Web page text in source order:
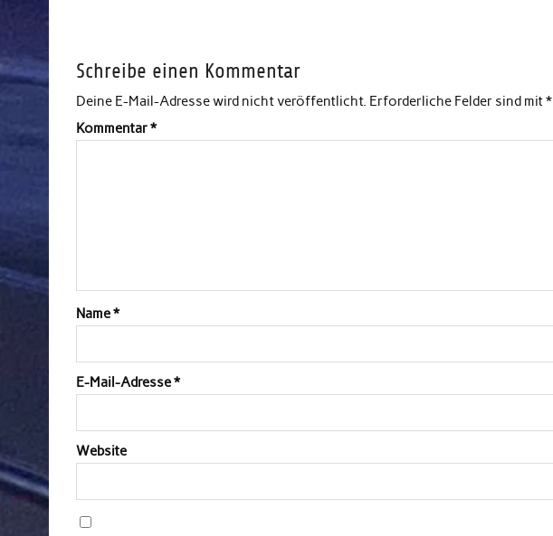
Schreibe einen Kommentar
Deine E-Mail-Adresse wird nicht veröffentlicht. Erforderliche Felder sind mit*
Kommentar*
Name*
E-Mail-Adresse*
Website